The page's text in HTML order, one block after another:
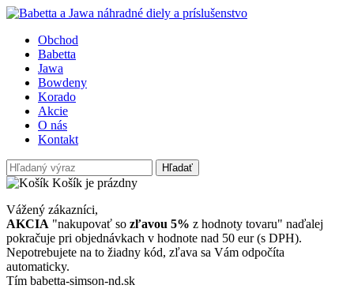
Obchod
Babetta
Jawa
Bowdeny
Korado
Akcie
O nás
Kontakt
Hľadať
Košík je prázdny
Vážený zákazníci,
AKCIA "nakupovať so zľavou 5% z hodnoty tovaru" naďalej
pokračuje pri objednávkach v hodnote nad 50 eur (s DPH).
Nepotrebujete na to žiadny kód, zľava sa Vám odpočíta
automaticky.
Tím babetta-simson-nd.sk